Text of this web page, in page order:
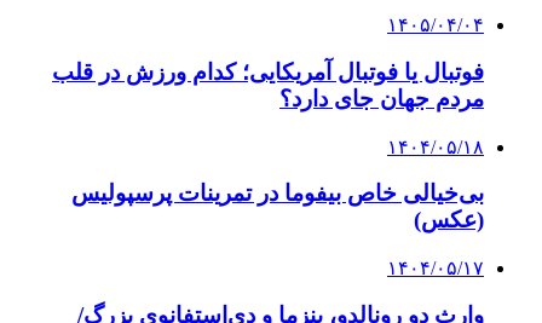
۱۴۰۵/۰۴/۰۴
فوتبال یا فوتبال آمریکایی؛ کدام ورزش در قلب
مردم جهان جای دارد؟
۱۴۰۴/۰۵/۱۸
بی‌خیالی خاص بیفوما در تمرینات پرسپولیس
(عکس)
۱۴۰۴/۰۵/۱۷
وارث دو رونالدو، بنزما و دی‌استفانوی بزرگ/